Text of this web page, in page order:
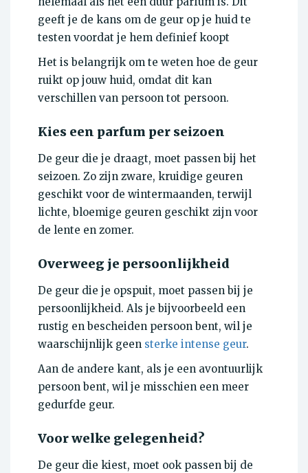
geeft je de kans om de geur op je huid te
testen voordat je hem definief koopt
Het is belangrijk om te weten hoe de geur
ruikt op jouw huid, omdat dit kan
verschillen van persoon tot persoon.
Kies een parfum per seizoen
De geur die je draagt, moet passen bij het
seizoen. Zo zijn zware, kruidige geuren
geschikt voor de wintermaanden, terwijl
lichte, bloemige geuren geschikt zijn voor
de lente en zomer.
Overweeg je persoonlijkheid
De geur die je opspuit, moet passen bij je
persoonlijkheid. Als je bijvoorbeeld een
rustig en bescheiden persoon bent, wil je
waarschijnlijk geen sterke intense geur.
Aan de andere kant, als je een avontuurlijk
persoon bent, wil je misschien een meer
gedurfde geur.
Voor welke gelegenheid?
De geur die kiest, moet ook passen bij de